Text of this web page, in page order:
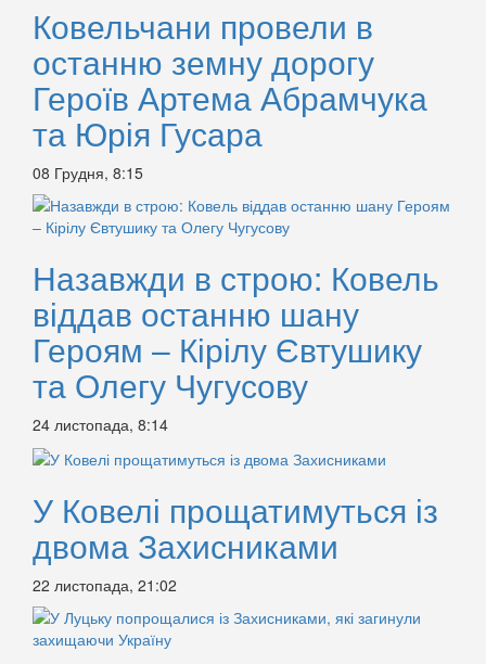
Ковельчани провели в
останню земну дорогу
Героїв Артема Абрамчука
та Юрія Гусара
08 Грудня, 8:15
Назавжди в строю: Ковель
віддав останню шану
Героям – Кірілу Євтушику
та Олегу Чугусову
24 листопада, 8:14
У Ковелі прощатимуться із
двома Захисниками
22 листопада, 21:02